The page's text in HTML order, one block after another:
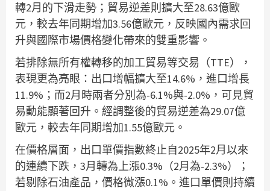
轉2月的下滑走勢；貿易逆差則擴大至28.63億歐
元，較去年同期增加3.56億歐元，反映國內需求回
升與國際市場價格變化帶來的雙重影響。
若排除無所有權轉移的加工貿易等交易（TTE），
表現更為亮眼：出口增幅擴大至14.6%，進口增長
11.9%；而2月時兩者分別為-6.1%與-2.0%，可見貿
易動能顯著回升。經調整後的貿易逆差為29.07億
歐元，較去年同期增加1.55億歐元。
在價格層面，出口單價指數終止自2025年2月以來
的連續下跌，3月轉為上漲0.3%（2月為-2.3%）；
若剔除石油產品，價格微漲0.1%。進口單價則持續